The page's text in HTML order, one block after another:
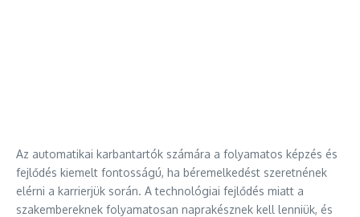
Az automatikai karbantartók számára a folyamatos képzés és
fejlődés kiemelt fontosságú, ha béremelkedést szeretnének
elérni a karrierjük során. A technológiai fejlődés miatt a
szakembereknek folyamatosan naprakésznek kell lenniük, és